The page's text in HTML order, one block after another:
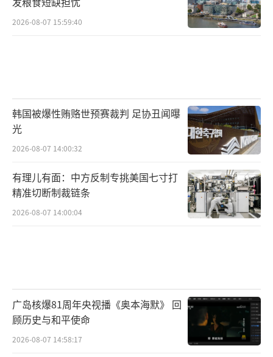
了26个小时。
2026-08-07 15:59:40
韩国被爆性贿赂世预赛裁判 足协丑闻曝
光
2026-08-07 14:00:32
有理儿有面：中方反制专挑美国七寸打
精准切断制裁链条
2026-08-07 14:00:04
广岛核爆81周年央视播《奥本海默》 回
顾历史与和平使命
2026-08-07 14:58:17